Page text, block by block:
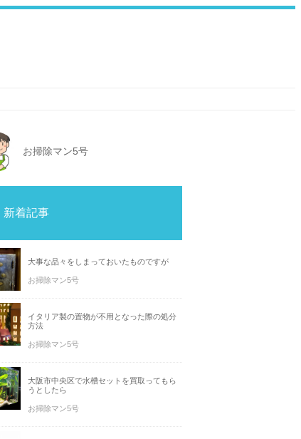
お掃除マン5号
新着記事
大事な品々をしまっておいたものですが
お掃除マン5号
イタリア製の置物が不用となった際の処分
方法
お掃除マン5号
大阪市中央区で水槽セットを買取ってもら
うとしたら
お掃除マン5号